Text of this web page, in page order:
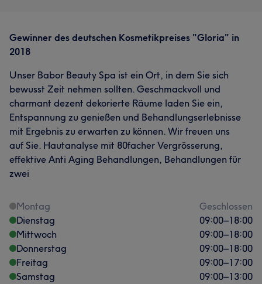
Gewinner des deutschen Kosmetikpreises "Gloria" in
2018
Unser Babor Beauty Spa ist ein Ort, in dem Sie sich
bewusst Zeit nehmen sollten. Geschmackvoll und
charmant dezent dekorierte Räume laden Sie ein,
Entspannung zu genießen und Behandlungserlebnisse
mit Ergebnis zu erwarten zu können. Wir freuen uns
auf Sie. Hautanalyse mit 80facher Vergrösserung,
effektive Anti Aging Behandlungen, Behandlungen für
zwei
Montag
Geschlossen
Dienstag
09:00–18:00
Mittwoch
09:00–18:00
Donnerstag
09:00–18:00
Freitag
09:00–17:00
Samstag
09:00–13:00